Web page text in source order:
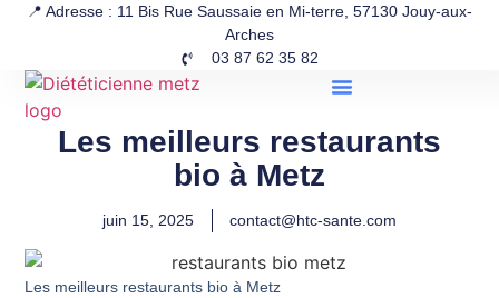
📍 Adresse : 11 Bis Rue Saussaie en Mi-terre, 57130 Jouy-aux-
Arches
03 87 62 35 82
Les meilleurs restaurants
bio à Metz
juin 15, 2025 contact@htc-sante.com
Les meilleurs restaurants bio à Metz